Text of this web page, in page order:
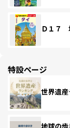
Ｄ１７
特設ページ
世界遺
地球の